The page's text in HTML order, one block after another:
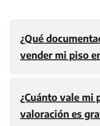
¿Qué
vender mi piso
¿Cuánto vale mi
valoración es